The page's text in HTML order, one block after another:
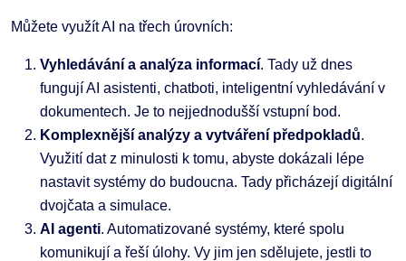
Můžete využít AI na třech úrovních:
Vyhledávání a analýza informací. Tady už dnes
fungují AI asistenti, chatboti, inteligentní vyhledávání v
dokumentech. Je to nejjednodušší vstupní bod.
Komplexnější analýzy a vytváření předpokladů.
Využití dat z minulosti k tomu, abyste dokázali lépe
nastavit systémy do budoucna. Tady přicházejí digitální
dvojčata a simulace.
AI agenti. Automatizované systémy, které spolu
komunikují a řeší úlohy. Vy jim jen sdělujete, jestli to